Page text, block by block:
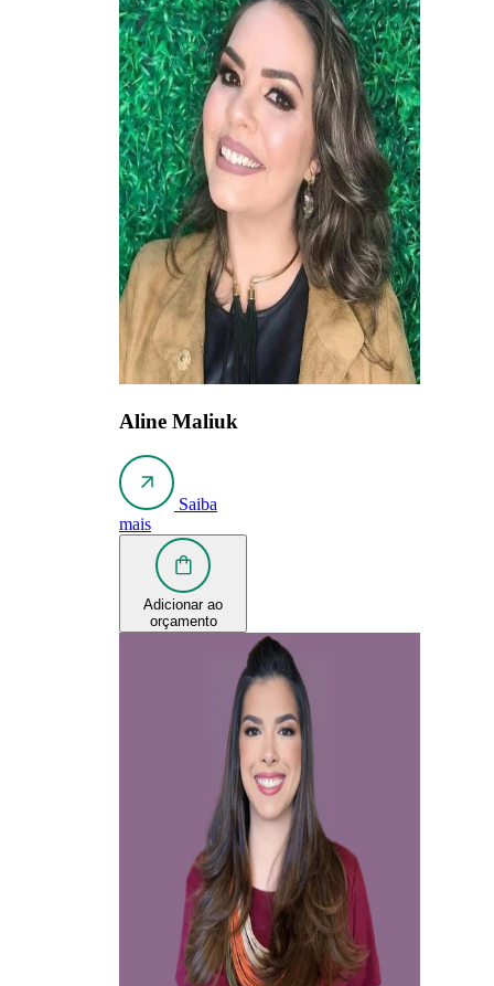
Aline Maliuk
Saiba
mais
Adicionar ao
orçamento